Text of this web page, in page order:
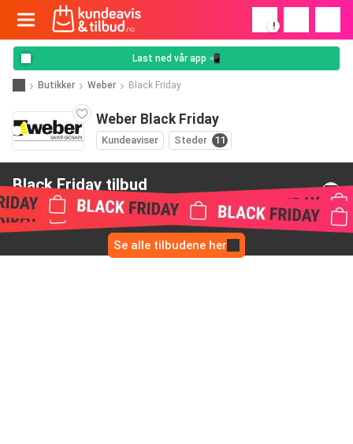
!
Last ned vår app 📲
Butikker Weber Black Friday
Weber Black Friday
Kundeaviser Steder 11
Black Friday tilbud
fra Weber
Se alle tilbudene her